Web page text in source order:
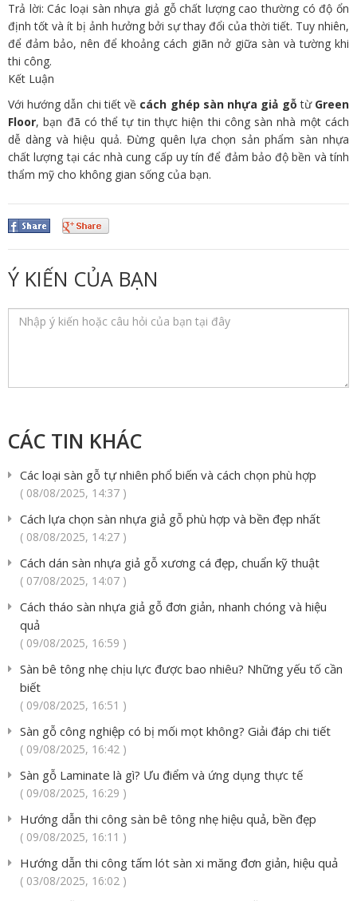
Trả lời: Các loại sàn nhựa giả gỗ chất lượng cao thường có độ ổn
định tốt và ít bị ảnh hưởng bởi sự thay đổi của thời tiết. Tuy nhiên,
để đảm bảo, nên để khoảng cách giãn nở giữa sàn và tường khi
thi công.
Kết Luận
Với hướng dẫn chi tiết về cách ghép sàn nhựa giả gỗ từ Green
Floor, bạn đã có thể tự tin thực hiện thi công sàn nhà một cách
dễ dàng và hiệu quả. Đừng quên lựa chọn sản phẩm sàn nhựa
chất lượng tại các nhà cung cấp uy tín để đảm bảo độ bền và tính
thẩm mỹ cho không gian sống của bạn.
Ý KIẾN CỦA BẠN
CÁC TIN KHÁC
Các loại sàn gỗ tự nhiên phổ biến và cách chọn phù hợp
( 08/08/2025, 14:37 )
Cách lựa chọn sàn nhựa giả gỗ phù hợp và bền đẹp nhất
( 08/08/2025, 14:27 )
Cách dán sàn nhựa giả gỗ xương cá đẹp, chuẩn kỹ thuật
( 07/08/2025, 14:07 )
Cách tháo sàn nhựa giả gỗ đơn giản, nhanh chóng và hiệu
quả
( 09/08/2025, 16:59 )
Sàn bê tông nhẹ chịu lực được bao nhiêu? Những yếu tố cần
biết
( 09/08/2025, 16:51 )
Sàn gỗ công nghiệp có bị mối mọt không? Giải đáp chi tiết
( 09/08/2025, 16:42 )
Sàn gỗ Laminate là gì? Ưu điểm và ứng dụng thực tế
( 09/08/2025, 16:29 )
Hướng dẫn thi công sàn bê tông nhẹ hiệu quả, bền đẹp
( 09/08/2025, 16:11 )
Hướng dẫn thi công tấm lót sàn xi măng đơn giản, hiệu quả
( 03/08/2025, 16:02 )